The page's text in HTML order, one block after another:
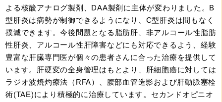
よる核酸アナログ製剤、DAA製剤に主体が変わりました。B
型肝炎は病勢が制御できるようになり、C型肝炎は間もなく
撲滅できます。今後問題となる脂肪肝、非アルコール性脂肪
性肝炎、アルコール性肝障害などにも対応できるよう、経験
豊富な肝臓専門医が個々の患者さんに合った治療を提供して
います。肝硬変の全身管理はもとより、肝細胞癌に対しては
ラジオ波焼灼療法（RFA）、腹部血管造影および肝動脈塞栓
術(TAE)により積極的に治療しています。セカンドオピニオ